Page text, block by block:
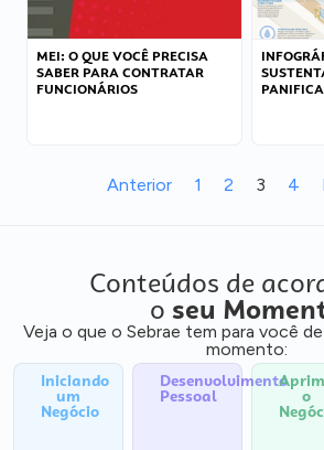
MEI: O QUE VOCÊ PRECISA
SABER PARA CONTRATAR
FUNCIONÁRIOS
Anterior 1 2 3 4
Conteúdos de
o seu
Veja o que o Sebrae tem para você
momento:
Iniciando
um
Negócio
Desenvolvimento
Pessoal o